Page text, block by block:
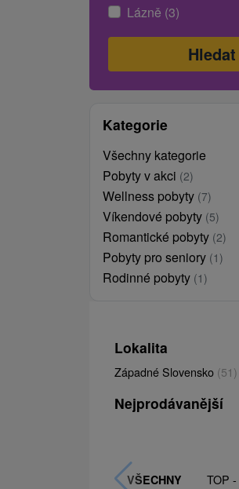
Lázně (3)
Kategorie
Všechny kategorie
Pobyty v akci (2)
Wellness pobyty (7)
Víkendové pobyty (5)
Romantické pobyty (2)
Pobyty pro seniory (1)
Rodinné pobyty (1)
Lokalita
Západné Slovensko (51)
Nejprodávanější
VŠECHNY TOP